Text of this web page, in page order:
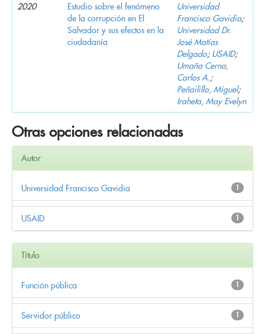
2020
Estudio sobre el fenómeno
de la corrupción en El
Salvador y sus efectos en la
ciudadanía
Universidad
Francisco Gavidia;
Universidad Dr.
José Matías
Delgado; USAID;
Umaña Cerna,
Carlos A.;
Peñailillo, Miguel;
Iraheta, May Evelyn
Otras opciones relacionadas
Autor
1
Universidad Francisco Gavidia
1
USAID
Título
1
Función pública
1
Servidor público